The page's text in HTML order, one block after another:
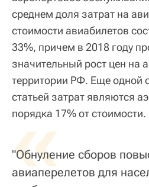
среднем доля затрат на
стоимости авиабилетов
33%, причем в 2018 году
значительный рост цен на
территории РФ. Еще одной
статьей затрат являются
порядка 17% от стоимости.
«
"Обнуление сборов
авиаперелетов для